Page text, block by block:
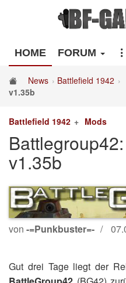
HOME FORUM
News Battlefield 1942
v1.35b
Battlefield 1942 Mods
v1.35b
von -=Punkbuster=-
Gut drei Tage liegt der